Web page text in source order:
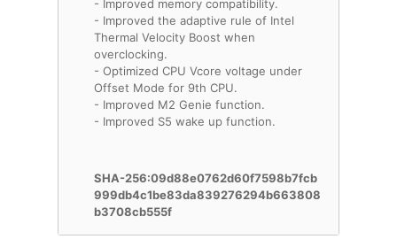
- Improved memory compatibility.
- Improved the adaptive rule of Intel
Thermal Velocity Boost when
overclocking.
- Optimized CPU Vcore voltage under
Offset Mode for 9th CPU.
- Improved M2 Genie function.
- Improved S5 wake up function.
SHA-256:09d88e0762d60f7598b7fcb
999db4c1be83da839276294b663808
b3708cb555f